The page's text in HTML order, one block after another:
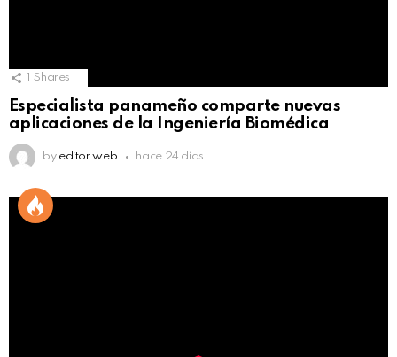
Shares
Especialista panameño comparte nuevas
aplicaciones de la Ingeniería Biomédica
by editor web hace 24 días